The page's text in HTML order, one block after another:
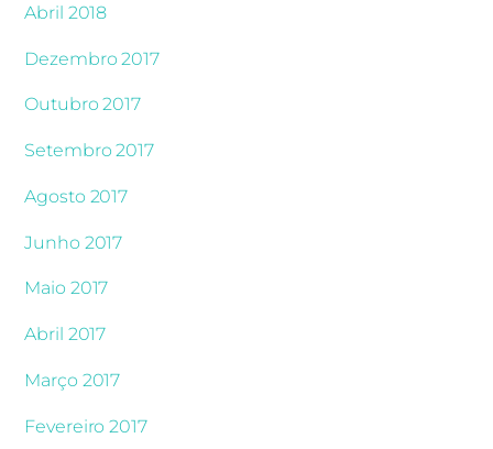
Abril 2018
Dezembro 2017
Outubro 2017
Setembro 2017
Agosto 2017
Junho 2017
Maio 2017
Abril 2017
Março 2017
Fevereiro 2017